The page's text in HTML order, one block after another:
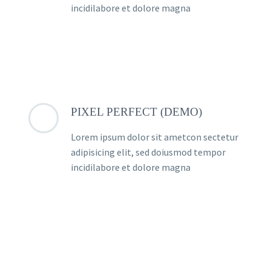
incidilabore et dolore magna
PIXEL PERFECT (DEMO)
Lorem ipsum dolor sit ametcon sectetur
adipisicing elit, sed doiusmod tempor
incidilabore et dolore magna